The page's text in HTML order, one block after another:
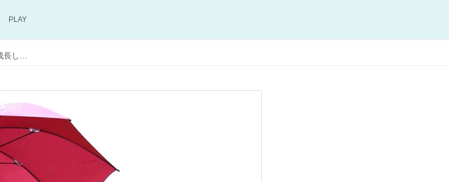
PLAY
小祝さくらが語る、ジュニアの頃と変わったこと。「成長したのは球の高さと飛距離とアプローチ、ダメになったのは……」